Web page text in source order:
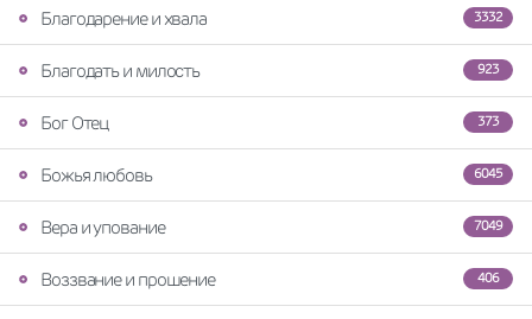
3332
Благодарение и хвала
923
Благодать и милость
373
Бог Отец
6045
Божья любовь
7049
Вера и упование
406
Воззвание и прошение